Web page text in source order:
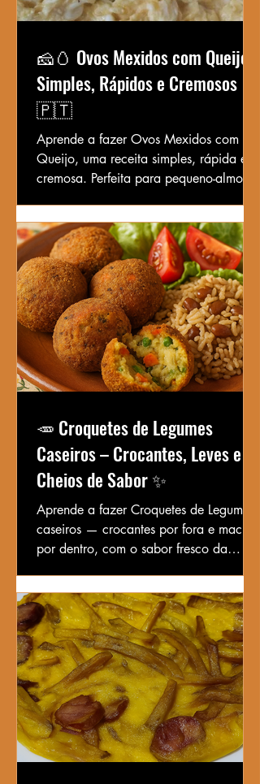
🧀🥚 Ovos Mexidos com Queijo –
Simples, Rápidos e Cremosos
🇵🇹
Aprende a fazer Ovos Mexidos com
Queijo, uma receita simples, rápida e
cremosa. Perfeita para pequeno-almoço,
🥕 Croquetes de Legumes
Caseiros – Crocantes, Leves e
Cheios de Sabor ✨
Aprende a fazer Croquetes de Legumes
caseiros — crocantes por fora e macios
por dentro, com o sabor fresco da